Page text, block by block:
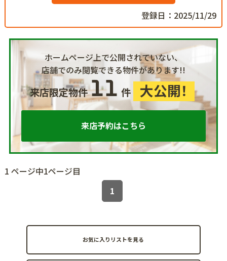
登録日：2025/11/29
ホームページ上で公開されていない、
店舗でのみ閲覧できる物件があります!!
来店限定物件11 件 大公開！
来店予約はこちら
1 ページ中1ページ目
1
お気に入りリストを見る